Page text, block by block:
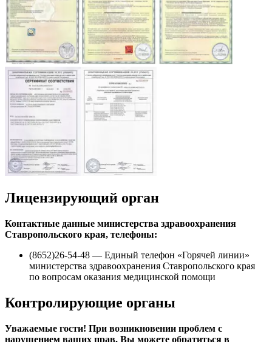
Лицензирующий орган
Контактные данные министерства здравоохранения
Ставропольского края, телефоны:
(8652)26-54-48 — Единый телефон «Горячей линии»
министерства здравоохранения Ставропольского края
по вопросам оказания медицинской помощи
Контролирующие органы
Уважаемые гости! При возникновении проблем с
нарушением ваших прав, Вы можете обратиться в